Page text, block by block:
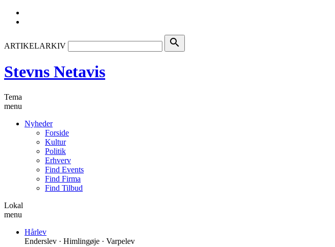
ARTIKELARKIV search
Stevns Netavis
Tema
menu
Nyheder
Forside
Kultur
Politik
Erhverv
Find Events
Find Firma
Find Tilbud
Lokal
menu
Hårlev
Enderslev · Himlingøje · Varpelev